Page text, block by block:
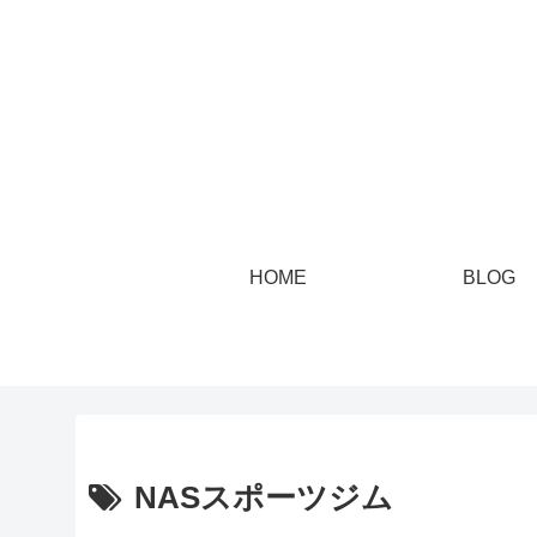
HOME BLOG
NASスポーツジム